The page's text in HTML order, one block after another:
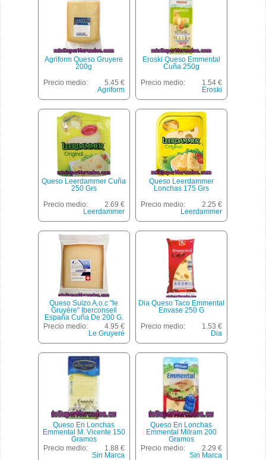
Agriform Queso Gruyere
200g
Precio medio:
5.45 €
Agriform
Eroski Queso Emmental
Cuña 250g
Precio medio:
1.54 €
Eroski
Queso Leerdammer Cuña
250 Grs
Precio medio:
2.69 €
Leerdammer
Queso Leerdammer
Lonchas 175 Grs
Precio medio:
2.25 €
Leerdammer
Queso Suizo A.o.c "le
Gruyère" Iberconseil
España Cuña De 200 G.
Precio medio:
4.95 €
Le Gruyeré
Dia Queso Taco Emmental
Envase 250 G
Precio medio:
1.53 €
Dia
Queso En Lonchas
Emmental M. Vicente 150
Gramos
Precio medio:
1.88 €
Sin Marca
Queso En Lonchas
Emmental Milram 200
Gramos
Precio medio:
2.29 €
Sin Marca